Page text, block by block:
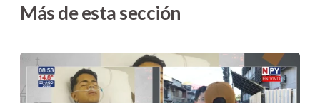
Más de esta sección